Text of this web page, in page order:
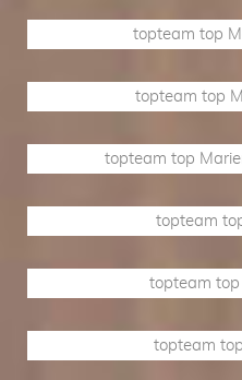
topteam top
topteam top
topteam top
topteam
topteam
topteam